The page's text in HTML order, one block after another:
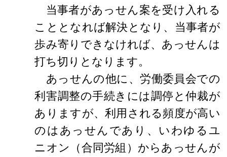
当事者があっせん案を受け入れる
こととなれば解決となり、当事者が
歩み寄りできなければ、あっせんは
打ち切りとなります。
あっせんの他に、労働委員会での
利害調整の手続きには調停と仲裁が
ありますが、利用される頻度が高い
のはあっせんであり、いわゆるユ
ニオン（合同労組）からあっせんが